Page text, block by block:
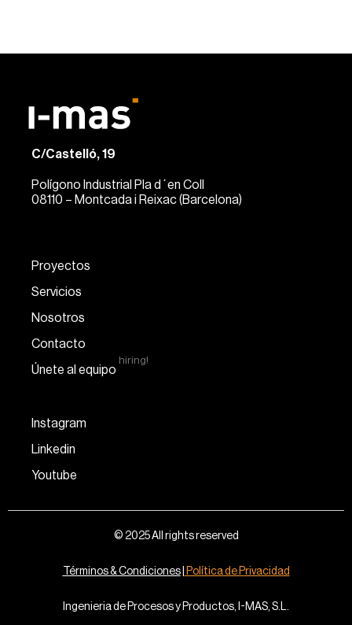
© 2025 All rights reserved
Términos & Condiciones| Política de Privacidad
Ingenieria de Procesos y Productos, I-MAS, S.L.
C/Castelló, 19
Polígono Industrial Pla d´en Coll
08110 – Montcada i Reixac (Barcelona)
Proyectos
Servicios
Nosotros
Contacto
Únete al equipo
hiring!
Instagram
Linkedin
Youtube